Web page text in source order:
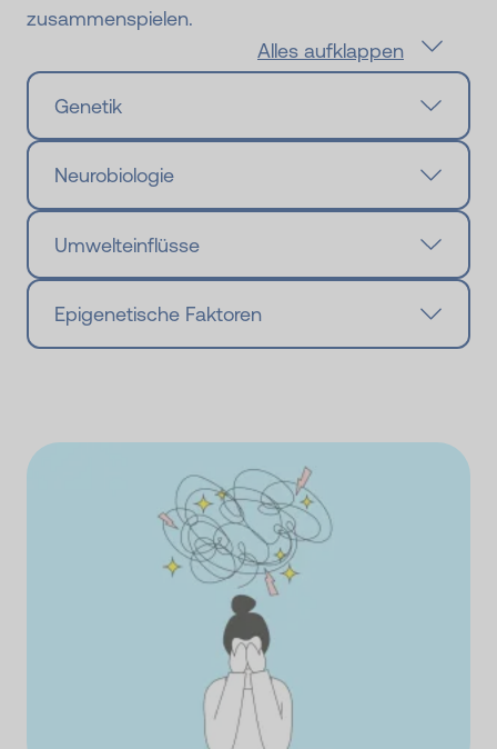
zusammenspielen.
Alles aufklappen
Genetik
Neurobiologie
Umwelteinflüsse
Epigenetische Faktoren